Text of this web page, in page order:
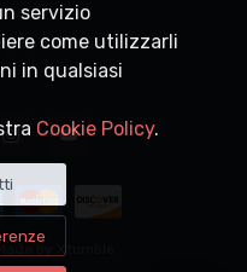
by
servizio
come utilizzarli
in qualsiasi
Cookie Policy.